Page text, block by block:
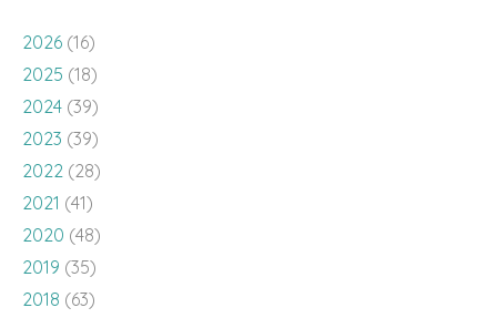
2026 (16)
2025 (18)
2024 (39)
2023 (39)
2022 (28)
2021 (41)
2020 (48)
2019 (35)
2018 (63)